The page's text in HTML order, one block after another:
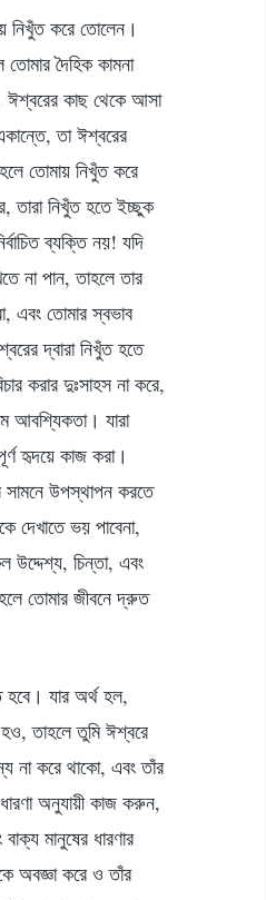
নিখুঁত করে তোলেন।
দৈহিক কামনা
ঈশ্বরের কাছ থেকে আসা
তা ঈশ্বরের
তোমায় নিখুঁত করে
তারা নিখুঁত হতে ইচ্ছুক
ব্যক্তি নয়! যদি
না পান, তাহলে তার
এবং তোমার স্বভাব
দ্বারা নিখুঁত হতে
করার দুঃসাহস না করে,
আবশ্যিকতা। যারা
হৃদয়ে কাজ করা।
উপস্থাপন করতে
দেখাতে ভয় পাবেনা,
উদ্দেশ্য, চিন্তা, এবং
তোমার জীবনে দ্রুত
যার অর্থ হল,
তাহলে তুমি ঈশ্বরে
না করে থাকো, এবং তাঁর
অনুযায়ী কাজ করুন,
মানুষের ধারণার
অবজ্ঞা করে ও তাঁর